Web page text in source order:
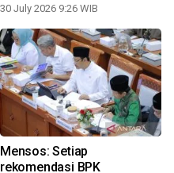
30 July 2026 9:26 WIB
Mensos: Setiap
rekomendasi BPK